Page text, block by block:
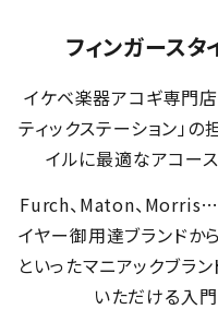
フィンガースタ
イケベ楽器アコギ専門店
ティックステーション」
イルに最適なアコース
Furch、Maton、Morris…
イヤー御用達ブランド
といったマニアックブラ
いただける入門